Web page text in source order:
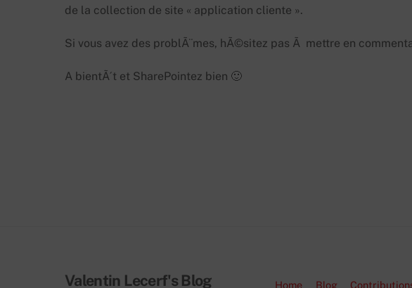
de la collection de site « application cliente ».
Si vous avez des problÃ¨mes, hÃ©sitez pas Ã mettre en
A bientÃ´t et SharePointez bien 🙂
Valentin Lecerf's Blog Home Blog